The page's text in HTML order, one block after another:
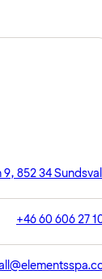
852 34
+46 60 606 27